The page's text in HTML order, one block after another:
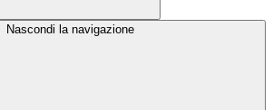
Nascondi la navigazione